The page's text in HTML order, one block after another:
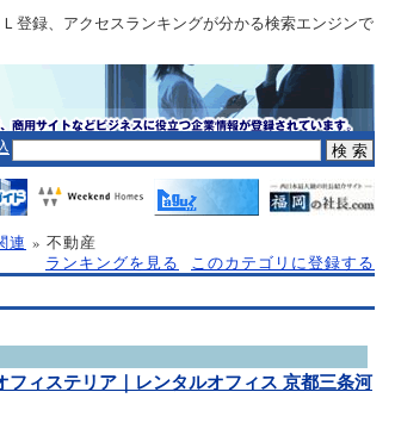
登録、アクセスランキングが分かる検索エンジンで
連 » 不動産
ランキングを見る
このカテゴリに登録する
フィステリア｜レンタルオフィス 京都三条河